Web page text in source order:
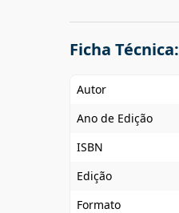
Ficha Técnica:
Autor
Ano de Edição
ISBN
Edição
Formato